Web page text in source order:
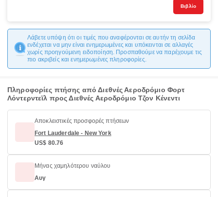
Βιβλίο
Λάβετε υπόψη ότι οι τιμές που αναφέρονται σε αυτήν τη σελίδα
ενδέχεται να μην είναι ενημερωμένες και υπόκεινται σε αλλαγές
χωρίς προηγούμενη ειδοποίηση. Προσπαθούμε να παρέχουμε τις
πιο ακριβείς και ενημερωμένες πληροφορίες.
Πληροφορίες πτήσης από Διεθνές Αεροδρόμιο Φορτ
Λόντερντεϊλ προς Διεθνές Αεροδρόμιο Τζον Κένεντι
Αποκλειστικές προσφορές πτήσεων
Fort Lauderdale - New York
US$ 80.76
Μήνας χαμηλότερου ναύλου
Αυγ